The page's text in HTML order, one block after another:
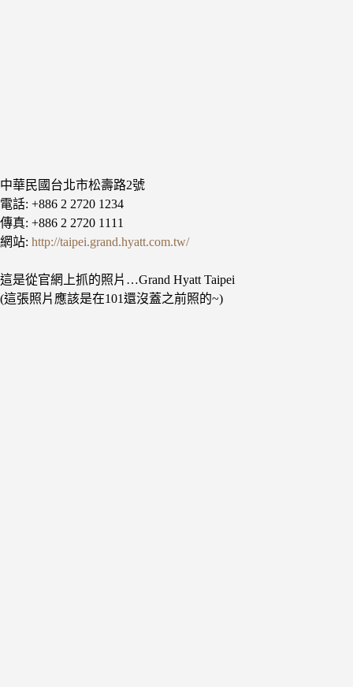
中華民國台北市松壽路2號
電話: +886 2 2720 1234
傳真: +886 2 2720 1111
網站: http://taipei.grand.hyatt.com.tw/
這是從官網上抓的照片…Grand Hyatt Taipei
(這張照片應該是在101還沒蓋之前照的~)